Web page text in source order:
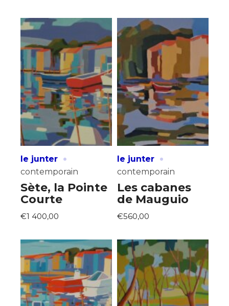
J'accepte les termes et conditions
* Champ obligatoire
le junter ·
contemporain
Sète, la Pointe
Courte
€1 400,00
le junter ·
contemporain
Les cabanes
de Mauguio
€560,00